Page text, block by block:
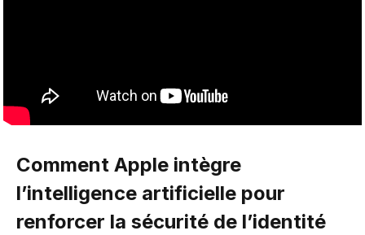
Comment Apple intègre
l’intelligence artificielle pour
renforcer la sécurité de l’identité